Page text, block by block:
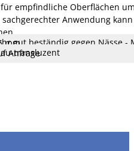
empfindliche Oberflächen
Anwendung
Folie
µm LM
N/cm
N/cm
%
mmgut beständig gegen Nässe
(bei geringer UV-Belastung)
Anfrage
Anfrage
transluzent